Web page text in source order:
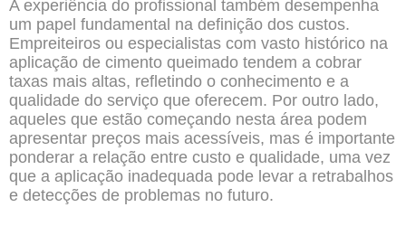
A experiência do profissional também desempenha
um papel fundamental na definição dos custos.
Empreiteiros ou especialistas com vasto histórico na
aplicação de cimento queimado tendem a cobrar
taxas mais altas, refletindo o conhecimento e a
qualidade do serviço que oferecem. Por outro lado,
aqueles que estão começando nesta área podem
apresentar preços mais acessíveis, mas é importante
ponderar a relação entre custo e qualidade, uma vez
que a aplicação inadequada pode levar a retrabalhos
e detecções de problemas no futuro.